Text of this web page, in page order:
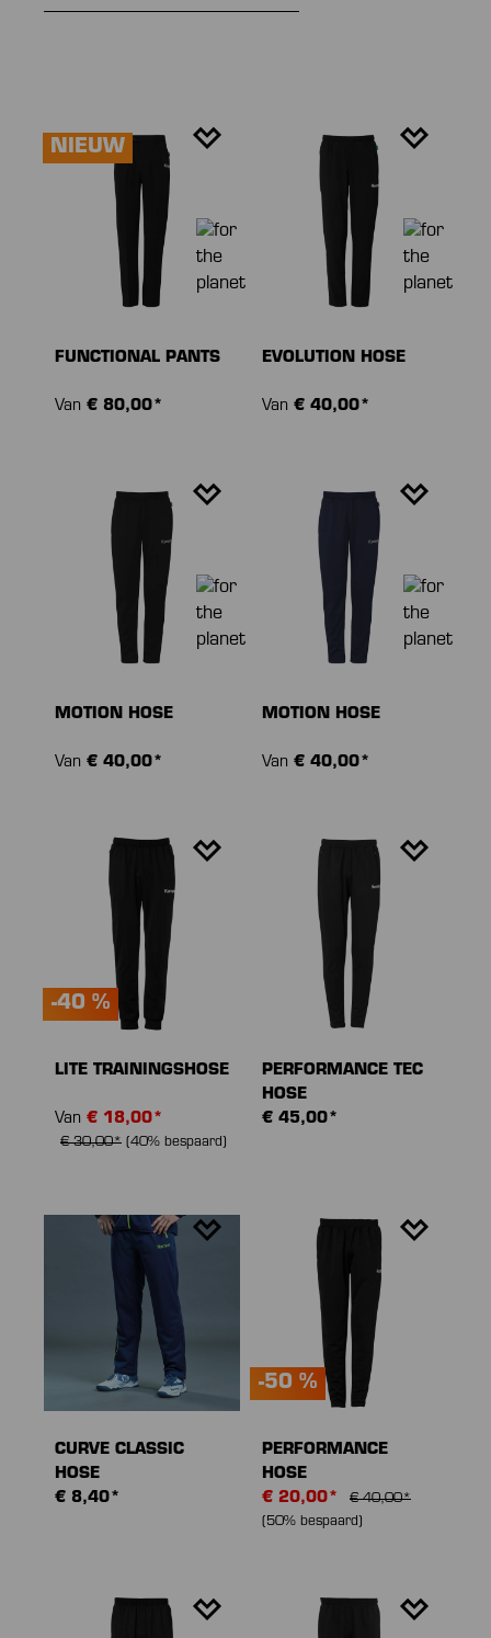
NIEUW
FUNCTIONAL PANTS
Van € 80,00*
EVOLUTION HOSE
Van € 40,00*
MOTION HOSE
Van € 40,00*
MOTION HOSE
Van € 40,00*
-40 %
LITE TRAININGSHOSE
Van € 18,00*
€ 30,00* (40% bespaard)
PERFORMANCE TEC
HOSE
€ 45,00*
CURVE CLASSIC
HOSE
€ 8,40*
-50 %
PERFORMANCE
HOSE
€ 20,00*
€ 40,00*
(50% bespaard)